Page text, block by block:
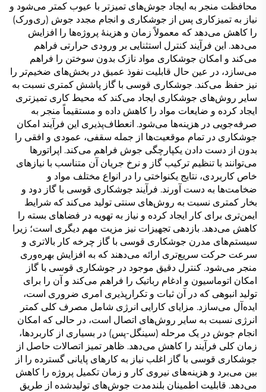
محافظت منجر به ایجاد جوش‌های تمیزتر با عیوب کمتر می‌شود و
نیاز به تمیزکاری پس از جوشکاری و انجام مجدد جوش (ری‌ورک)
را کاهش می‌دهد که معمولاً زمان و هزینهٔ پروژه‌ها را افزایش
می‌دهد. این فرآیند کنترل استثنایی بر ورودی حرارتی فراهم
می‌کند و امکان جوشکاری مواد نازک بدون سوختن را فراهم
می‌سازد، در عین حال قابلیت نفوذ عمیق در بخش‌های ضخیم‌تر را
نیز حفظ می‌کند. جوشکاری قوسی با گاز پاشش کمتری نسبت به
سایر روش‌های جوشکاری ایجاد می‌کند که محیط کاری تمیزتری
ایجاد کرده و ضایعات مواد را کاهش داده و مستقیماً منجر به
صرفه‌جویی در هزینه‌ها می‌شود. انعطاف‌پذیری این فرآیند امکان
جوشکاری در تمام موقعیت‌ها از جمله سقفی، عمودی و افقی را
بدون از دست دادن یکپارچگی جوش فراهم می‌کند. اپراتورها
می‌توانند با تنظیم ترکیب گاز و نرخ جریان آن متناسب با نیازهای
خاص کاربردی، نتایج یکنواختی را در انواع مختلف مواد و
ضخامت‌ها به دست آورند. فرآیند جوشکاری قوسی با گاز دود و
بخار کمتری نسبت به روش‌های سنتی تولید می‌کند که شرایط
ایمن‌تری برای کار ایجاد کرده و نیاز به تهویه در فضاهای بسته را
کاهش می‌دهد. بازدهی تجهیزات نیز مزیت مهم دیگری است؛ زیرا
سیستم‌های مدرن جوشکاری قوسی با گاز چرخه کار بالاتری و
سرعت حرکت سریع‌تری ارائه می‌دهند که به افزایش بهره‌وری
منجر می‌شود. کنترل دقیق موجود در جوشکاری قوسی با گاز
امکان اتوماسیون و ادغام رباتیک را فراهم می‌کند و آن را برای
تولید انبوهی که در آن ثبات و تکرارپذیری امری ضروری است،
ایده‌آل می‌سازد. مزایای کارایی انرژی شامل مصرف کلی کمتر
انرژی نسبت به سایر روش‌های اتصال است، در حالی که امکان
انجام جوش در یک مرحله (سینگل-پس) در بسیاری از کاربردها،
زمان کلی فرآیند را کاهش می‌دهد. ظاهر تمیز اتصالات حاصل از
جوشکاری قوسی با گاز اغلب نیاز به کارهای پایانی گسترده را از
بین می‌برد و هزینه‌های نیروی کار و زمان تکمیل پروژه را کاهش
می‌دهد. قابلیت اطمینان بلندمدت جوش‌های تولیدشده از طریق